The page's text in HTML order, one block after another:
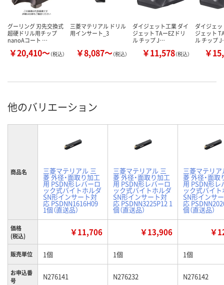
グーリング 刃先交換式
超硬ドリル用チップ
nanoAコート …
￥20,410～（税込）
三菱マテリアル ドリル
用インサート_3
￥8,087～（税込）
ダイジェット工業 ダイ
ジェット TAーEZドリ
ル チップ J…
￥11,578（税込）
ダイジェ
ジェット
ル チップ
￥
他のバリエーション
商品名 三菱マテリアル 三
菱 外径・面取り加工
用 PSDN形レバーロ
ック式バイトホルダ
SN形インサート対
応 PSDNN1616H09
1個（直送品）
三菱マテリアル 三
菱 外径・面取り加工
用 PSDN形レバーロ
ック式バイトホルダ
SN形インサート対
応 PSDNN3225P12 1
個（直送品）
三菱マテリア
菱 外径・面取
用 PSDN形レ
ック式バイト
SN形インサ
応
個（直送品）
価格
(税込)
￥11,706 ￥13,906 ￥
販売単位 1個 1個 1個
お申込番
号
N276141 N276232 N276142